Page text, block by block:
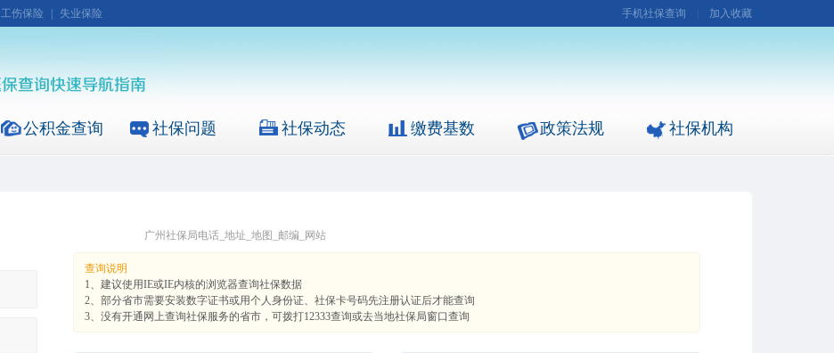
工伤保险 失业保险 手机社保查询 加入收藏
公积金查询 社保问题 社保动态 缴费基数 政策法规 社保机构
广州社保局电话_地址_地图_邮编_网站
查询说明
1、建议使用IE或IE内核的浏览器查询社保数据
2、部分省市需要安装数字证书或用个人身份证、社保卡号码先注册认证后才能查询
3、没有开通网上查询社保服务的省市，可拨打12333查询或去当地社保局窗口查询